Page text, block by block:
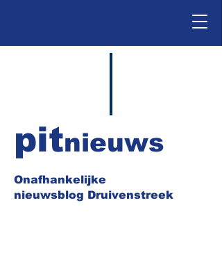
Onafhankelijke
nieuwsblog Druivenstreek
pitnieuws